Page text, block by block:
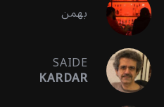
بهمن
SAIDE
KARDAR